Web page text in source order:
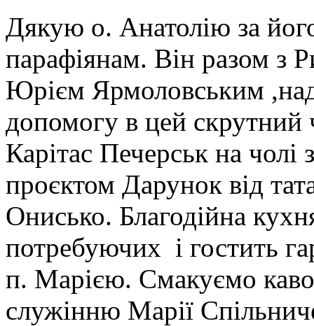
Дякую о. Анатолію за
парафіянам. Він разом з
Юрієм Ярмоловським
допомогу в цей
Карітас Печерськ на
проєктом Дарунок від
Онисько. Благодійна
потребуючих і гостить
п. Марією. Смакуємо
служінню Марії